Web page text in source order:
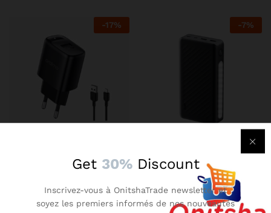
-17%
Chargeur Mural Oraimo 2A –
AniFast™
2899CFA 2609CFA
-7%
Oraimo Traveler 3 Lit –
Batterie Externe 27000 mAh
Ultra-Puissante
14899CFA 13409CFA
Get 30% Discount
Inscrivez-vous à OnitshaTrade newsletter et
soyez les premiers informés de nos nouveautés